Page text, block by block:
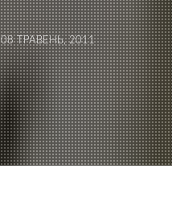
08 ТРАВЕНЬ, 2011